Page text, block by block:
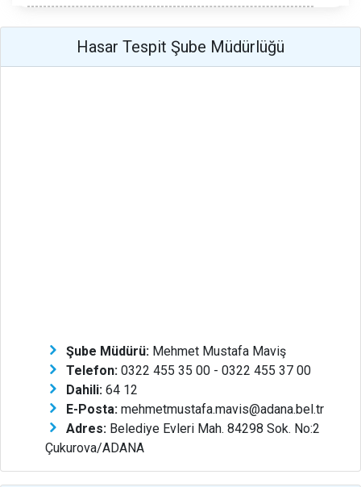
Hasar Tespit Şube Müdürlüğü
Şube Müdürü: Mehmet Mustafa Maviş
Telefon: 0322 455 35 00 - 0322 455 37 00
Dahili: 64 12
E-Posta: mehmetmustafa.mavis@adana.bel.tr
Adres: Belediye Evleri Mah. 84298 Sok. No:2
Çukurova/ADANA